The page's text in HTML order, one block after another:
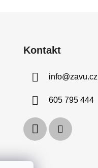
Kontakt
info@zavu.cz
605 795 444